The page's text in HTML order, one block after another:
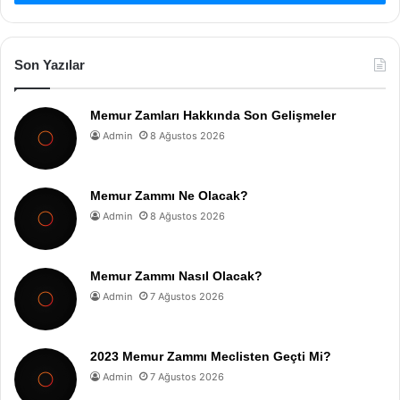
Son Yazılar
Memur Zamları Hakkında Son Gelişmeler
Admin 8 Ağustos 2026
Memur Zammı Ne Olacak?
Admin 8 Ağustos 2026
Memur Zammı Nasıl Olacak?
Admin 7 Ağustos 2026
2023 Memur Zammı Meclisten Geçti Mi?
Admin 7 Ağustos 2026